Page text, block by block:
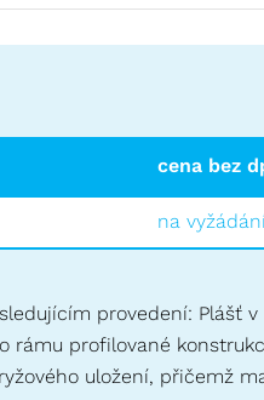
cena bez
na
provedení: Plášť
profilované
uložení, přičemž